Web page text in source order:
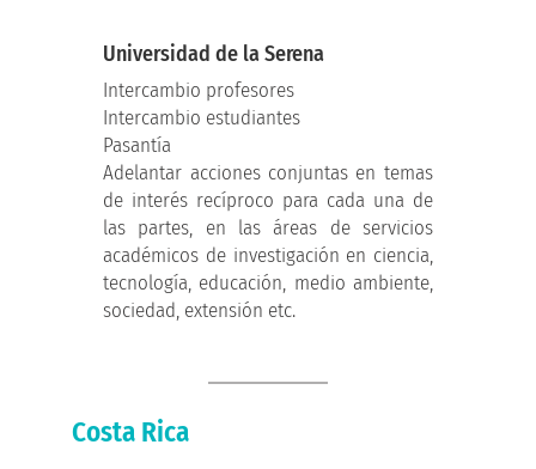
Universidad de la Serena
Intercambio profesores
Intercambio estudiantes
Pasantía
Adelantar acciones conjuntas en temas
de interés recíproco para cada una de
las partes, en las áreas de servicios
académicos de investigación en ciencia,
tecnología, educación, medio ambiente,
sociedad, extensión etc.
Costa Rica